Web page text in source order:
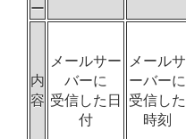
ー
内
容
メールサー
バーに
受信した日
付
メールサ
ーバーに
受信した
時刻